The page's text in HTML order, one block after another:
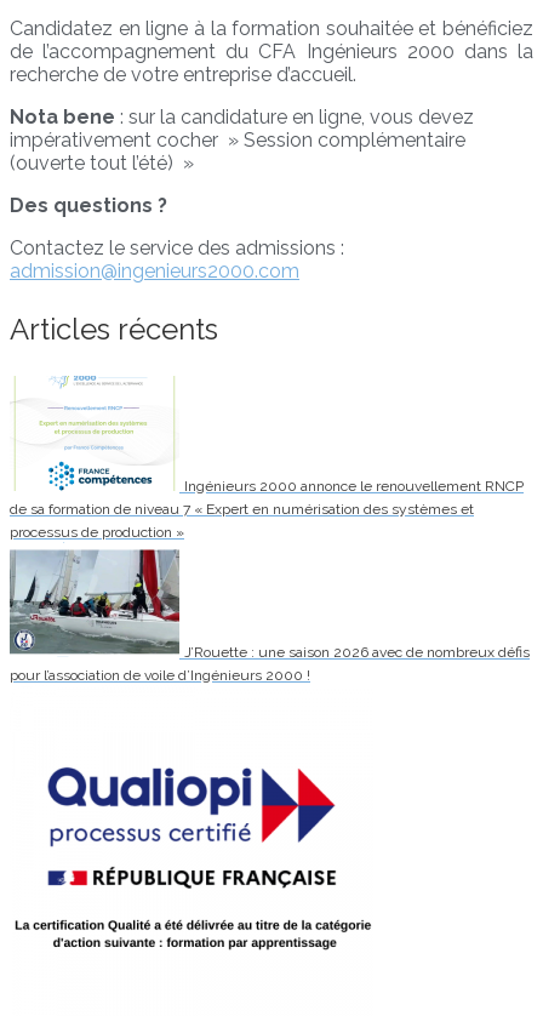
Candidatez en ligne à la formation souhaitée et bénéficiez
de l’accompagnement du CFA Ingénieurs 2000 dans la
recherche de votre entreprise d’accueil.
Nota bene : sur la candidature en ligne, vous devez
impérativement cocher » Session complémentaire
(ouverte tout l’été) »
Des questions ?
Contactez le service des admissions :
admission@ingenieurs2000.com
Articles récents
Ingénieurs 2000 annonce le renouvellement RNCP
de sa formation de niveau 7 « Expert en numérisation des systèmes et
processus de production »
J’Rouette : une saison 2026 avec de nombreux défis
pour l’association de voile d’Ingénieurs 2000 !